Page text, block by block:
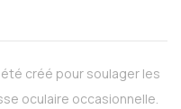
été créé pour soulager les
oculaire occasionnelle.